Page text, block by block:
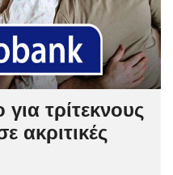
για τρίτεκνους
ακριτικές